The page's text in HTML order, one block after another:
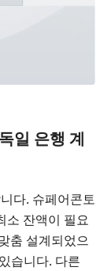
일 은행 계
다. 슈페어콘토
소 잔액이 필요
춤 설계되었으
습니다. 다른